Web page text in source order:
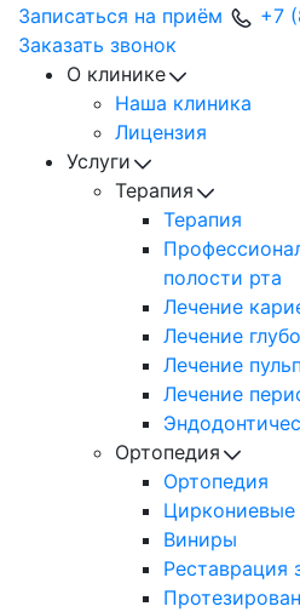
Записаться на приём
+7
Заказать звонок
О клинике
Наша клиника
Лицензия
Услуги
Терапия
Терапия
полости рта
Лечение
Лечение
Лечение
Лечение
Ортопедия
Ортопедия
Циркониевые
Виниры
Реставрация